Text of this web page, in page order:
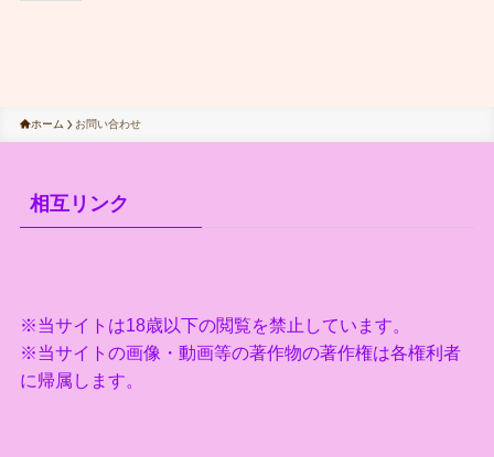
ホーム お問い合わせ
相互リンク
※当サイトは18歳以下の閲覧を禁止しています。
※当サイトの画像・動画等の著作物の著作権は各権利者
に帰属します。